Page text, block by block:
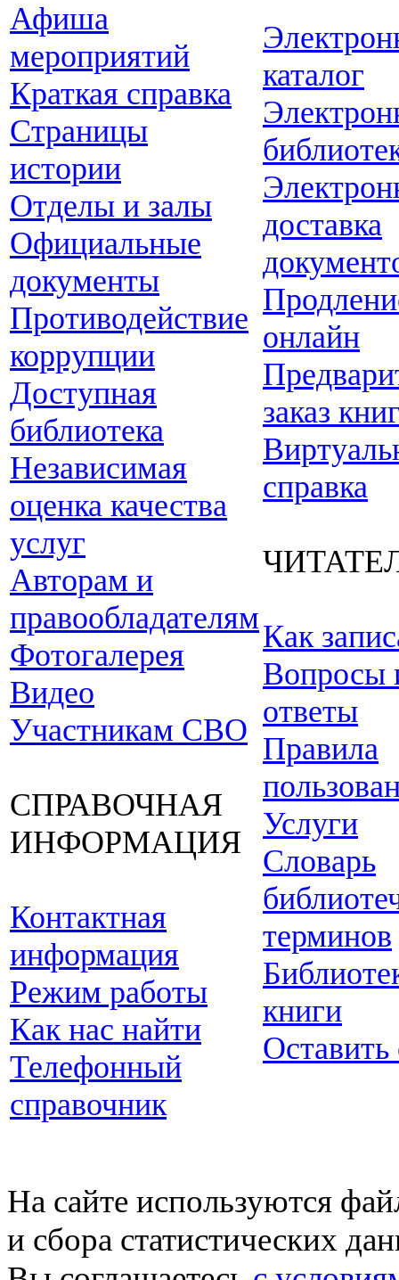
Афиша
мероприятий
Краткая справка
Страницы
истории
Отделы и залы
Официальные
документы
Противодействие
коррупции
Доступная
библиотека
Независимая
оценка качества
услуг
Авторам и
правообладателям
Фотогалерея
Видео
Участникам СВО
СПРАВОЧНАЯ
ИНФОРМАЦИЯ
Контактная
информация
Режим работы
Как нас найти
Телефонный
справочник
каталог
доставка
онлайн
заказ
справка
Как
Вопросы
ответы
Правила
Услуги
Словарь
терминов
книги
Оставить
На сайте используются
и сбора статистических